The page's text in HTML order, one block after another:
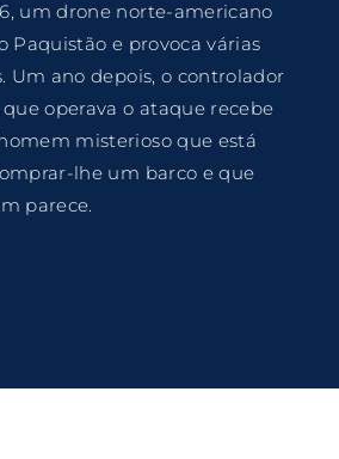
um drone norte-americano
Paquistão e provoca várias
Um ano depois, o controlador
operava o ataque recebe
misterioso que está
lhe um barco e que
parece.